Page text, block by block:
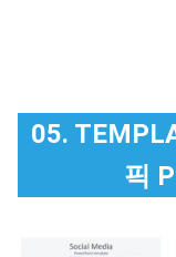
05.
픽